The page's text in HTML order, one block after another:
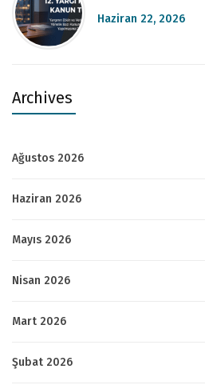
Haziran 22, 2026
Archives
Ağustos 2026
Haziran 2026
Mayıs 2026
Nisan 2026
Mart 2026
Şubat 2026